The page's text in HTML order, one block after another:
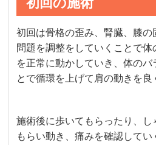
初回は骨格の歪み、腎臓、膝
問題を調整をしていくことで
を正常に動かしていき、体のバ
とで循環を上げて肩の動きを良
施術後に歩いてもらったり、し
もらい動き、痛みを確認して